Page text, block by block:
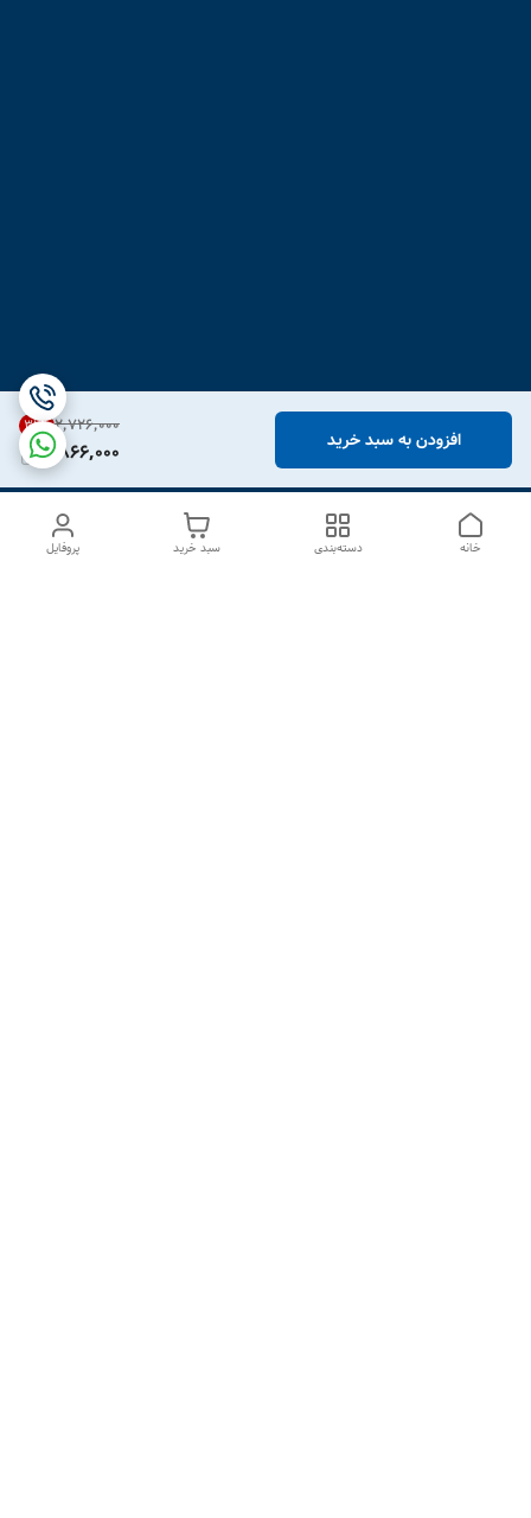
۲٬۷۲۶٬۰۰۰ 31%
1,866,000 افزودن به سبد خرید
پروفایل سبد خرید دسته‌بندی خانه